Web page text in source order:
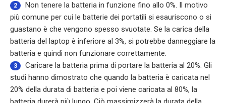
2
Non tenere la batteria in funzione fino allo 0%. Il motivo
più comune per cui le batterie dei portatili si esauriscono o si
guastano è che vengono spesso svuotate. Se la carica della
batteria del laptop è inferiore al 3%, si potrebbe danneggiare la
batteria e quindi non funzionare correttamente.
3
Caricare la batteria prima di portare la batteria al 20%. Gli
studi hanno dimostrato che quando la batteria è caricata nel
20% della durata di batteria e poi viene caricata al 80%, la